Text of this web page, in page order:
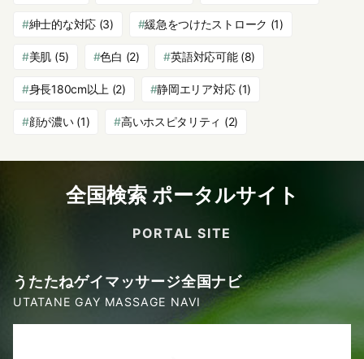
紳士的な対応(3) 緩急をつけたストローク (1)
美肌 (5) 色白 (2) 英語対応可能(8)
身長180cm以上 (2) 静岡エリア対応(1)
顔が濃い(1) 高いホスピタリティ (2)
全国検索 ポータルサイト
PORTAL SITE
うたたねゲイマッサージ全国ナビ
UTATANE GAY MASSAGE NAVI